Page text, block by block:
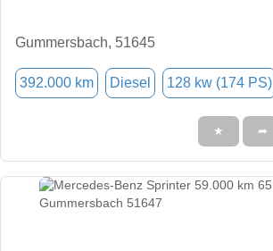
Gummersbach, 51645
392.000 km Diesel 128 kw (174 PS)
★ ➦